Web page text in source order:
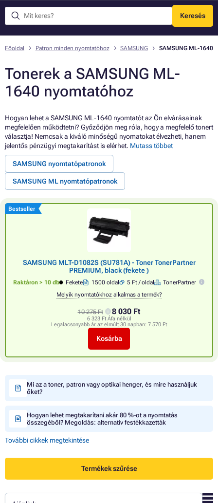
Keresés
Menü
Főoldal Patron minden nyomtatóhoz SAMSUNG SAMSUNG ML-1640
Tonerek a SAMSUNG ML-
1640 nyomtatóhoz
Hogyan lehet a SAMSUNG ML-1640 nyomtatót az Ön elvárásainak
megfelelően működtetni? Győződjön meg róla, hogy a megfelelő tonert
választja! Nemcsak a kiváló minőségű nyomatokat élvezheti, hanem
jelentős pénzügyi megtakarítást is elérhet. Mutass többet
SAMSUNG nyomtatópatronok
SAMSUNG ML nyomtatópatronok
Bestseller
SAMSUNG MLT-D1082S (SU781A) - Toner TonerPartner
PREMIUM, black (fekete )
Raktáron > 10 db Fekete 1500 oldal 5 Ft / oldal
TonerPartner
Melyik nyomtatókhoz alkalmas a termék?
10 275 Ft 8 030 Ft
6 323 Ft Áfa nélkül
Legalacsonyabb ár az elmúlt 30 napban: 7 570 Ft
Kosárba
Mi az a toner, patron vagy optikai henger, és mire használjuk
őket?
Hogyan lehet megtakarítani akár 80 %-ot a nyomtatás
összegéből? Megoldás: alternatív festékkazetták
További cikkek megtekintése
Termékek szűrése